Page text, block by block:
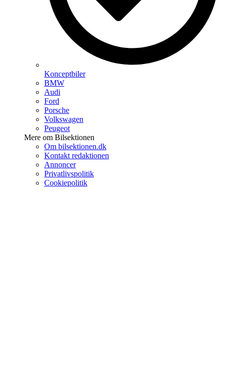
Konceptbiler
BMW
Audi
Ford
Porsche
Volkswagen
Peugeot
Mere om Bilsektionen
Om bilsektionen.dk
Kontakt redaktionen
Annoncer
Privatlivspolitik
Cookiepolitik